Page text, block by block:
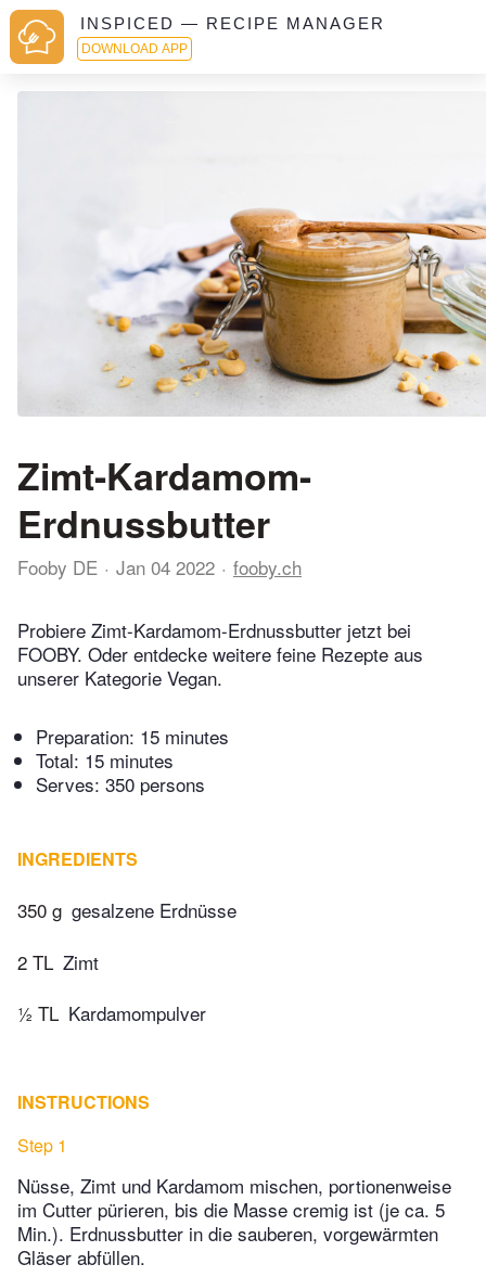
INSPICED — RECIPE MANAGER
DOWNLOAD APP
Zimt-Kardamom-
Erdnussbutter
Fooby DE Jan 04 2022 fooby.ch
Probiere Zimt-Kardamom-Erdnussbutter jetzt bei
FOOBY. Oder entdecke weitere feine Rezepte aus
unserer Kategorie Vegan.
Preparation: 15 minutes
Total: 15 minutes
Serves: 350 persons
INGREDIENTS
350 g gesalzene Erdnüsse
2 TL Zimt
½ TL Kardamompulver
INSTRUCTIONS
Step 1
Nüsse, Zimt und Kardamom mischen, portionenweise
im Cutter pürieren, bis die Masse cremig ist (je ca. 5
Min.). Erdnussbutter in die sauberen, vorgewärmten
Gläser abfüllen.